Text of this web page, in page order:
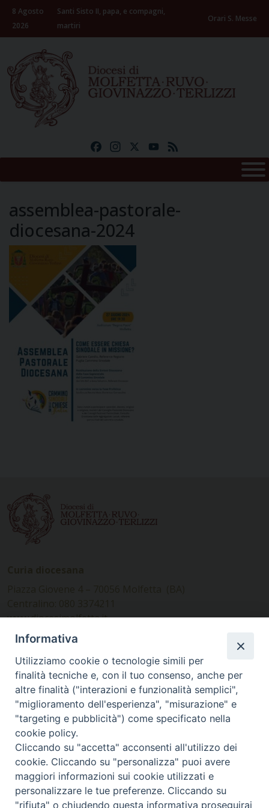
Skip
content
8 Agosto
2026
Santi Sisto II, papa, e compagni,
martiri
Orari S. Messe
FacebookInstagramYouTube
assemblea-pastorale-
diocesana-2024
www.diocesimolfetta.it –
diocesimolfetta@pec.chiesacattolica.it
Ufficio Comunicazioni sociali
Piazza Giovene 4 – 70056 Molfetta (BA)
comunicazionisociali@diocesimolfetta.it
SEGUICI SU
Facebook
Instagram
X YouTube
Feed
Privacy Policy - trasparenza
Informativa
Utilizziamo cookie o tecnologie simili per
finalità tecniche e, con il tuo consenso, anche per
altre finalità ("interazioni e funzionalità semplici",
"miglioramento dell'esperienza", "misurazione" e
"targeting e pubblicità") come specificato nella
cookie policy.
Cliccando su "accetta" acconsenti all'utilizzo dei
cookie. Cliccando su "personalizza" puoi avere
maggiori informazioni sui cookie utilizzati e
personalizzare le tue preferenze. Cliccando su
"rifiuta" o chiudendo questa informativa proseguirai